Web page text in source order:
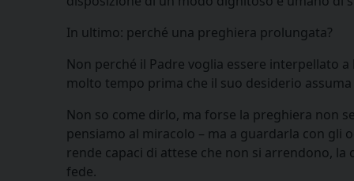
In ultimo: perché una preghiera prolungata?
Non perché il Padre voglia essere interpellato
molto tempo prima che il suo desiderio
Non so come dirlo, ma forse la preghiera non
pensiamo al miracolo – ma a guardarla con gli
rende capaci di attese che non si arrendono,
fede.